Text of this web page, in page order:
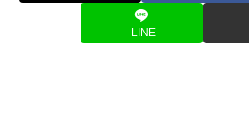
LINE